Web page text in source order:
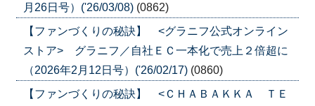
月26日号）('26/03/08) (0862)
【ファンづくりの秘訣】 <グラニフ公式オンライン
ストア> グラニフ／自社ＥＣ一本化で売上２倍超に
（2026年2月12日号）('26/02/17) (0860)
【ファンづくりの秘訣】 <ＣＨＡＢＡＫＫＡ ＴＥ